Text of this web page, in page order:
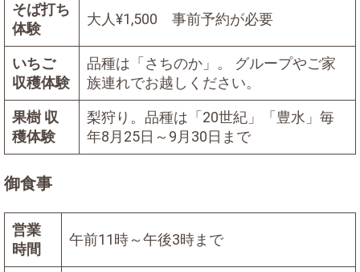
そば打ち
体験
大人¥1,500 事前予約が必要
いちご
収穫体験
品種は「さちのか」。 グループやご家
族連れでお越しください。
果樹 収
穫体験
梨狩り。品種は「20世紀」「豊水」毎
年8月25日～9月30日まで
御食事
営業
時間
午前11時～午後3時まで